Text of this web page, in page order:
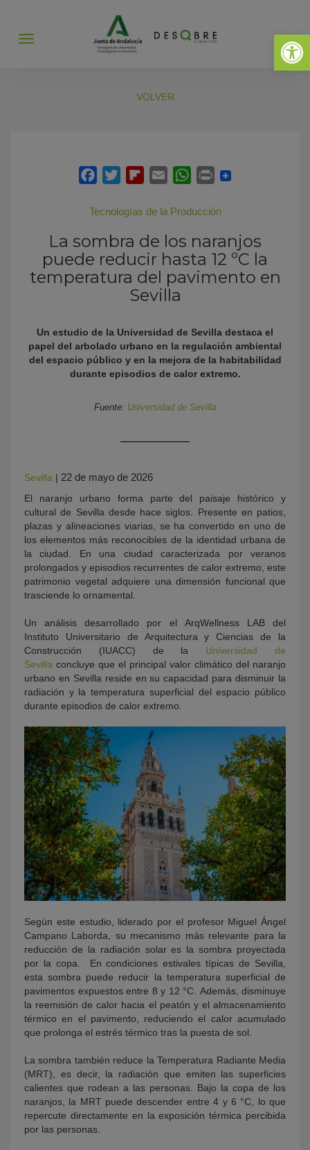
Abrir
Abrir
VOLVER
Tecnologías de la Producción
La sombra de los naranjos
puede reducir hasta 12 ºC la
temperatura del pavimento en
Sevilla
Un estudio de la Universidad de Sevilla destaca el
papel del arbolado urbano en la regulación ambiental
del espacio público y en la mejora de la habitabilidad
durante episodios de calor extremo.
Fuente: Universidad de Sevilla
Sevilla | 22 de mayo de 2026
El naranjo urbano forma parte del paisaje histórico y
cultural de Sevilla desde hace siglos. Presente en patios,
plazas y alineaciones viarias, se ha convertido en uno de
los elementos más reconocibles de la identidad urbana de
la ciudad. En una ciudad caracterizada por veranos
prolongados y episodios recurrentes de calor extremo, este
patrimonio vegetal adquiere una dimensión funcional que
trasciende lo ornamental.
Un análisis desarrollado por el ArqWellness LAB del
Instituto Universitario de Arquitectura y Ciencias de la
Construcción (IUACC) de la Universidad de
Sevilla concluye que el principal valor climático del naranjo
urbano en Sevilla reside en su capacidad para disminuir la
radiación y la temperatura superficial del espacio público
durante episodios de calor extremo.
Según este estudio, liderado por el profesor Miguel Ángel
Campano Laborda, su mecanismo más relevante para la
reducción de la radiación solar es la sombra proyectada
por la copa. En condiciones estivales típicas de Sevilla,
esta sombra puede reducir la temperatura superficial de
pavimentos expuestos entre 8 y 12 °C. Además, disminuye
la reemisión de calor hacia el peatón y el almacenamiento
térmico en el pavimento, reduciendo el calor acumulado
que prolonga el estrés térmico tras la puesta de sol.
La sombra también reduce la Temperatura Radiante Media
(MRT), es decir, la radiación que emiten las superficies
calientes que rodean a las personas. Bajo la copa de los
naranjos, la MRT puede descender entre 4 y 6 °C, lo que
repercute directamente en la exposición térmica percibida
por las personas.